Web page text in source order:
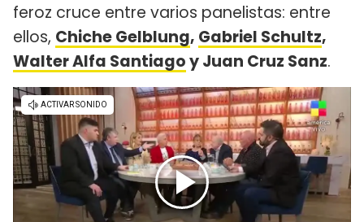
feroz cruce entre varios panelistas: entre
ellos, Chiche Gelblung, Gabriel Schultz,
Walter Alfa Santiagoy Juan Cruz Sanz.